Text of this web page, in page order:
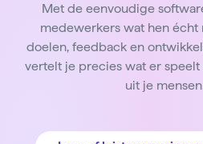
Met de eenvoudige
medewerkers wat hen
doelen, feedback en
vertelt je precies wat er speelt
uit je